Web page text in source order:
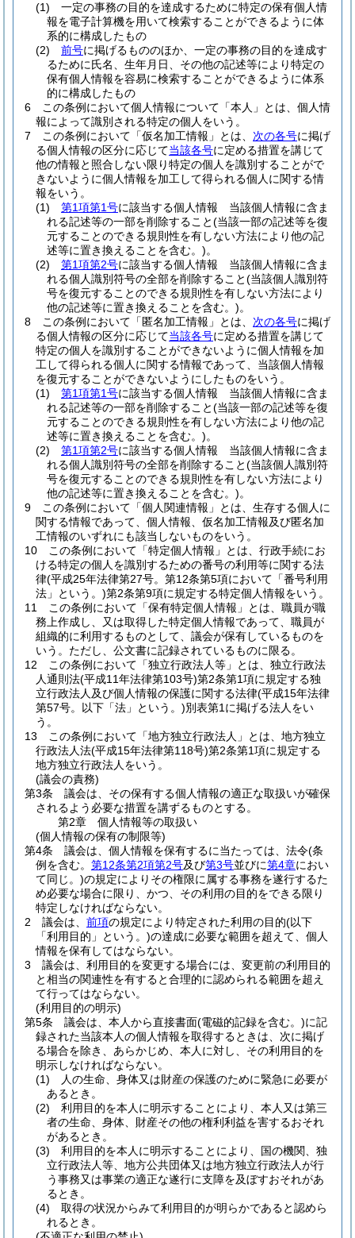
(1)
一定の事務の目的を達成するために特定の保有個人情
報を電子計算機を用いて検索することができるように体
系的に構成したもの
(2)
前号に掲げるもののほか、一定の事務の目的を達成す
るために氏名、生年月日、その他の記述等により特定の
保有個人情報を容易に検索することができるように体系
的に構成したもの
6
この条例において個人情報について「本人」とは、個人情
報によって識別される特定の個人をいう。
7
この条例において「仮名加工情報」とは、 次の各号に掲げ
る個人情報の区分に応じて当該各号に定める措置を講じて
他の情報と照合しない限り特定の個人を識別することがで
きないように個人情報を加工して得られる個人に関する情
報をいう。
(1)
第1項第1号に該当する個人情報 当該個人情報に含ま
れる記述等の一部を削除すること(当該一部の記述等を復
元することのできる規則性を有しない方法により他の記
述等に置き換えることを含む。)。
(2)
第1項第2号に該当する個人情報 当該個人情報に含ま
れる個人識別符号の全部を削除すること(当該個人識別符
号を復元することのできる規則性を有しない方法により
他の記述等に置き換えることを含む。)。
8
この条例において「匿名加工情報」とは、 次の各号に掲げ
る個人情報の区分に応じて当該各号に定める措置を講じて
特定の個人を識別することができないように個人情報を加
工して得られる個人に関する情報であって、当該個人情報
を復元することができないようにしたものをいう。
(1)
第1項第1号に該当する個人情報 当該個人情報に含ま
れる記述等の一部を削除すること(当該一部の記述等を復
元することのできる規則性を有しない方法により他の記
述等に置き換えることを含む。)。
(2)
第1項第2号に該当する個人情報 当該個人情報に含ま
れる個人識別符号の全部を削除すること(当該個人識別符
号を復元することのできる規則性を有しない方法により
他の記述等に置き換えることを含む。)。
9
この条例において「個人関連情報」とは、生存する個人に
関する情報であって、個人情報、仮名加工情報及び匿名加
工情報のいずれにも該当しないものをいう。
10
この条例において「特定個人情報」とは、行政手続にお
ける特定の個人を識別するための番号の利用等に関する法
律(平成25年法律第27号。第12条第5項において「番号利用
法」という。)第2条第9項に規定する特定個人情報をいう。
11
この条例において「保有特定個人情報」とは、職員が職
務上作成し、又は取得した特定個人情報であって、職員が
組織的に利用するものとして、議会が保有しているものを
いう。 ただし、公文書に記録されているものに限る。
12
この条例において「独立行政法人等」とは、独立行政法
人通則法(平成11年法律第103号)第2条第1項に規定する独
立行政法人及び個人情報の保護に関する法律(平成15年法律
第57号。以下「法」という。)別表第1に掲げる法人をい
う。
13
この条例において「地方独立行政法人」とは、地方独立
行政法人法(平成15年法律第118号)第2条第1項に規定する
地方独立行政法人をいう。
(議会の責務)
第3条
議会は、その保有する個人情報の適正な取扱いが確保
されるよう必要な措置を講ずるものとする。
第2章
個人情報等の取扱い
(個人情報の保有の制限等)
第4条
議会は、個人情報を保有するに当たっては、法令(条
例を含む。 第12条第2項第2号及び第3号並びに第4章におい
て同じ。)の規定によりその権限に属する事務を遂行するた
め必要な場合に限り、かつ、その利用の目的をできる限り
特定しなければならない。
2
議会は、 前項の規定により特定された利用の目的(以下
「利用目的」という。)の達成に必要な範囲を超えて、個人
情報を保有してはならない。
3
議会は、利用目的を変更する場合には、変更前の利用目的
と相当の関連性を有すると合理的に認められる範囲を超え
て行ってはならない。
(利用目的の明示)
第5条
議会は、本人から直接書面(電磁的記録を含む。)に記
録された当該本人の個人情報を取得するときは、次に掲げ
る場合を除き、あらかじめ、本人に対し、その利用目的を
明示しなければならない。
(1)
人の生命、身体又は財産の保護のために緊急に必要が
あるとき。
(2)
利用目的を本人に明示することにより、本人又は第三
者の生命、身体、財産その他の権利利益を害するおそれ
があるとき。
(3)
利用目的を本人に明示することにより、国の機関、独
立行政法人等、地方公共団体又は地方独立行政法人が行
う事務又は事業の適正な遂行に支障を及ぼすおそれがあ
るとき。
(4)
取得の状況からみて利用目的が明らかであると認めら
れるとき。